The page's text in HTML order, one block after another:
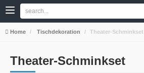
Home Tischdekoration Theater-Schminkset
Theater-Schminkset